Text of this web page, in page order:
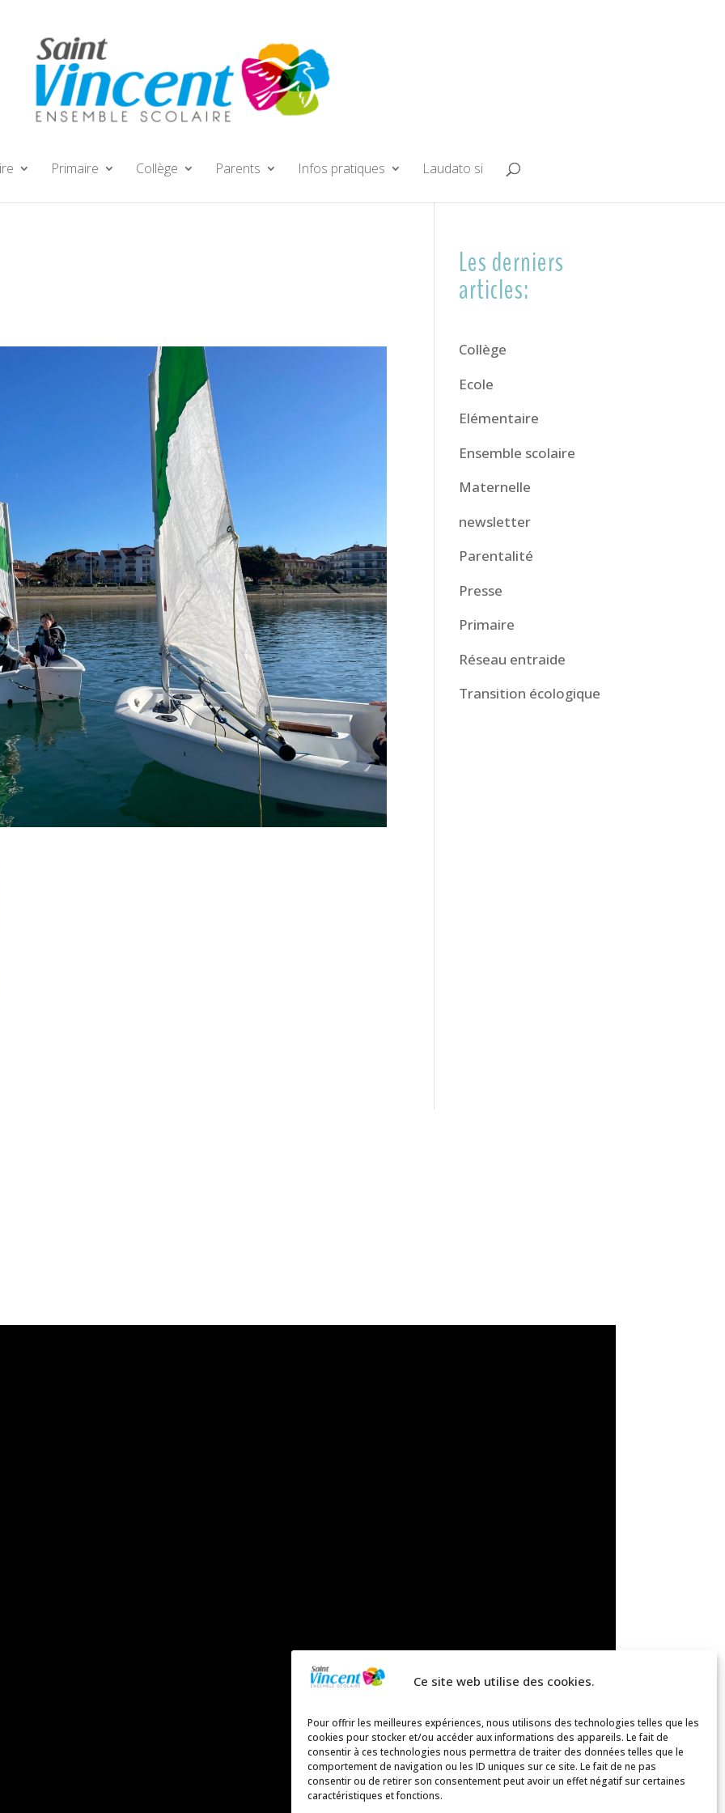
Ce site web utilise des cookies.
Pour offrir les meilleures expériences, nous utilisons des technologies telles que les
cookies pour stocker et/ou accéder aux informations des appareils. Le fait de
consentir à ces technologies nous permettra de traiter des données telles que le
comportement de navigation ou les ID uniques sur ce site. Le fait de ne pas
consentir ou de retirer son consentement peut avoir un effet négatif sur certaines
caractéristiques et fonctions.
Primaire Collège Parents Infos pratiques Laudato si
Les derniers
articles:
Collège
Ecole
Elémentaire
Ensemble scolaire
Maternelle
newsletter
Parentalité
Presse
Primaire
Réseau entraide
Transition écologique